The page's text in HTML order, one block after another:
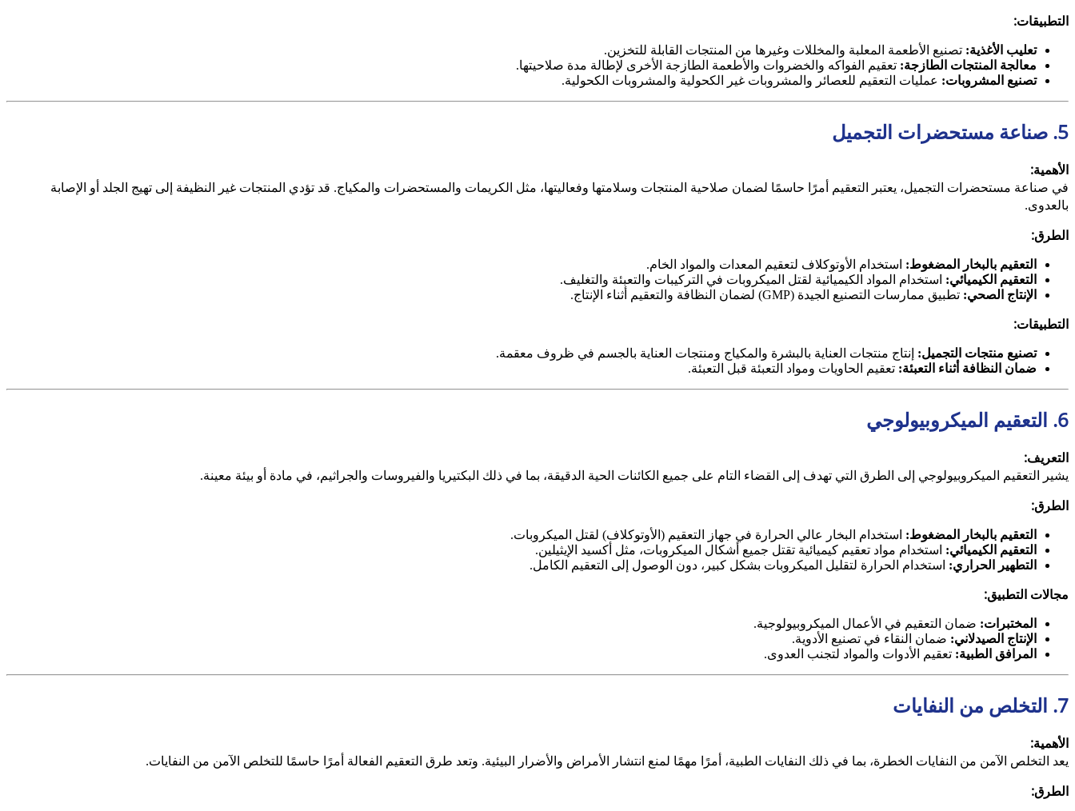
التطبيقات:
تعليب الأغذية: تصنيع الأطعمة المعلبة والمخللات وغيرها من المنتجات القابلة للتخزين.
معالجة المنتجات الطازجة: تعقيم الفواكه والخضروات والأطعمة الطازجة الأخرى لإطالة مدة صلاحيتها.
تصنيع المشروبات: عمليات التعقيم للعصائر والمشروبات غير الكحولية والمشروبات الكحولية.
5. صناعة مستحضرات التجميل
الأهمية:
في صناعة مستحضرات التجميل، يعتبر التعقيم أمرًا حاسمًا لضمان صلاحية المنتجات وسلامتها وفعاليتها، مثل الكريمات والمستحضرات والمكياج. قد تؤدي المنتجات غير النظيفة إلى تهيج الجلد أو الإصابة
بالعدوى.
الطرق:
التعقيم بالبخار المضغوط: استخدام الأوتوكلاف لتعقيم المعدات والمواد الخام.
التعقيم الكيميائي: استخدام المواد الكيميائية لقتل الميكروبات في التركيبات والتعبئة والتغليف.
الإنتاج الصحي: تطبيق ممارسات التصنيع الجيدة (GMP) لضمان النظافة والتعقيم أثناء الإنتاج.
التطبيقات:
تصنيع منتجات التجميل: إنتاج منتجات العناية بالبشرة والمكياج ومنتجات العناية بالجسم في ظروف معقمة.
ضمان النظافة أثناء التعبئة: تعقيم الحاويات ومواد التعبئة قبل التعبئة.
6. التعقيم الميكروبيولوجي
التعريف:
يشير التعقيم الميكروبيولوجي إلى الطرق التي تهدف إلى القضاء التام على جميع الكائنات الحية الدقيقة، بما في ذلك البكتيريا والفيروسات والجراثيم، في مادة أو بيئة معينة.
الطرق:
التعقيم بالبخار المضغوط: استخدام البخار عالي الحرارة في جهاز التعقيم (الأوتوكلاف) لقتل الميكروبات.
التعقيم الكيميائي: استخدام مواد تعقيم كيميائية تقتل جميع أشكال الميكروبات، مثل أكسيد الإيثيلين.
التطهير الحراري: استخدام الحرارة لتقليل الميكروبات بشكل كبير، دون الوصول إلى التعقيم الكامل.
مجالات التطبيق:
المختبرات: ضمان التعقيم في الأعمال الميكروبيولوجية.
الإنتاج الصيدلاني: ضمان النقاء في تصنيع الأدوية.
المرافق الطبية: تعقيم الأدوات والمواد لتجنب العدوى.
7. التخلص من النفايات
الأهمية:
يعد التخلص الآمن من النفايات الخطرة، بما في ذلك النفايات الطبية، أمرًا مهمًا لمنع انتشار الأمراض والأضرار البيئية. وتعد طرق التعقيم الفعالة أمرًا حاسمًا للتخلص الآمن من النفايات.
الطرق: